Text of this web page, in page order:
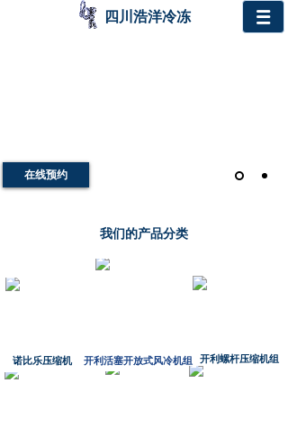
四川浩洋冷冻
在线预约
我们的产品分类
开利螺杆压缩机组
开利活塞开放式风冷机组
诺比乐压缩机